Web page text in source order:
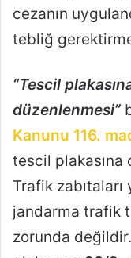
cezanın
tebliğ
“Tescil
düzenlenmesi”
Kanunu 116.
tescil plakasına
Trafik
jandarma trafik
zorunda